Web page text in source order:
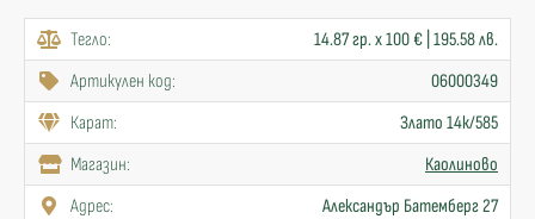
Тегло:
14.87 гр. x 100 € | 195.58 лв.
Артикулен код:
06000349
Карат:
Злато 14к/585
Mагазин:
Каолиново
Адрес:
Александър Батемберг 27